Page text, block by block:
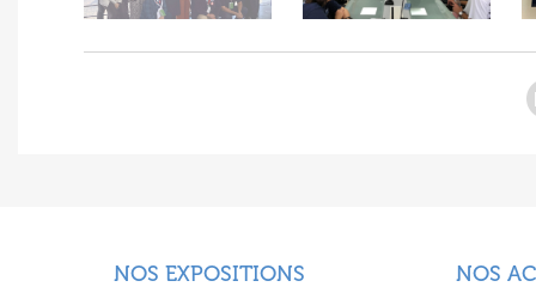
NOS EXPOSITIONS NOS